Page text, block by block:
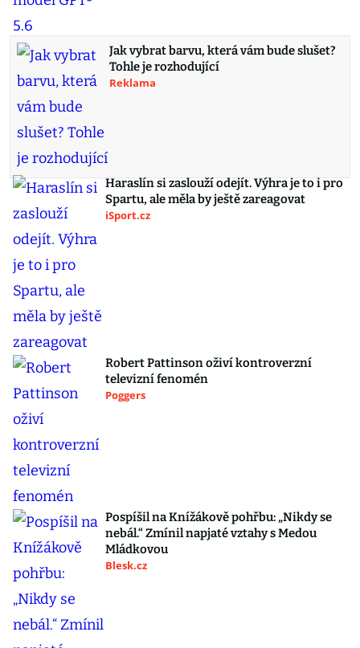
Jak vybrat barvu, která vám bude slušet?
Tohle je rozhodující
Reklama
Haraslín si zaslouží odejít. Výhra je to i pro
Spartu, ale měla by ještě zareagovat
iSport.cz
Robert Pattinson oživí kontroverzní
televizní fenomén
Poggers
Pospíšil na Knížákově pohřbu: „Nikdy se
nebál.“ Zmínil napjaté vztahy s Medou
Mládkovou
Blesk.cz